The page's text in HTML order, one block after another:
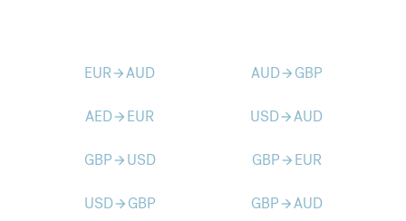
EURarrow_forwardAUD AUDarrow_forward GBP
AEDarrow_forward EUR USDarrow_forwardAUD
GBParrow_forward USD GBParrow_forward EUR
USDarrow_forward GBP GBParrow_forwardAUD